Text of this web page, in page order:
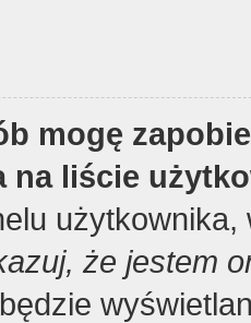
mogę
na liście
użytkownika,
że jestem